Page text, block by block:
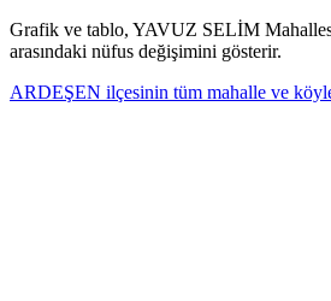
Grafik ve tablo, YAVUZ SELİM
arasındaki nüfus değişimini gösterir.
ARDEŞEN ilçesinin tüm mahalle ve